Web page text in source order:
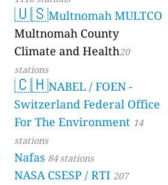
🇺🇸Multnomah MULTCO
Multnomah County
Climate and Health20
stations
🇨🇭NABEL / FOEN -
Switzerland Federal Office
For The Environment 14
stations
Nafas 84 stations
NASA CSESP / RTI 207